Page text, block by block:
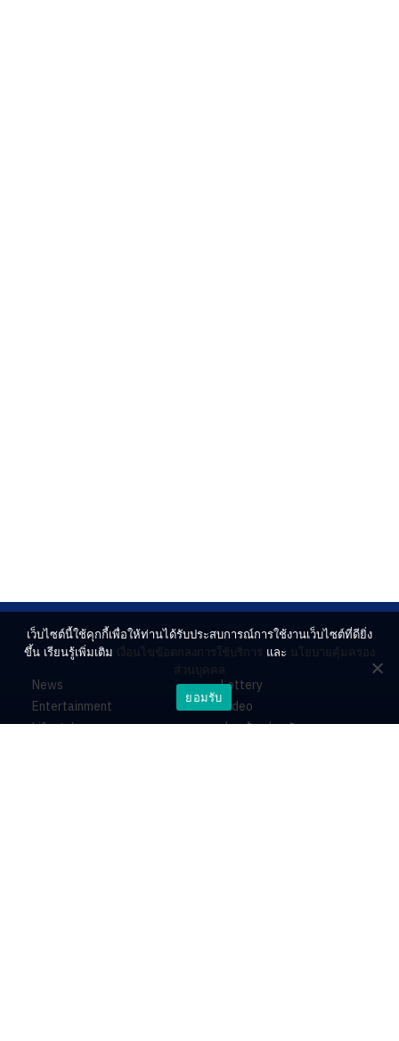
News
Entertainment
Lifestyle
Lottery
Video
ร่วมด้วยช่วยกัน
เว็บไซต์นี้ใช้คุกกี้เพื่อให้ท่านได้รับประสบการณ์การใช้งานเว็บไซต์ที่ดียิ่ง
ขึ้น เรียนรู้เพิ่มเติม เงื่อนไขข้อตกลงการใช้บริการ และ นโยบายคุ้มครอง
ส่วนบุคคล
ยอมรับ